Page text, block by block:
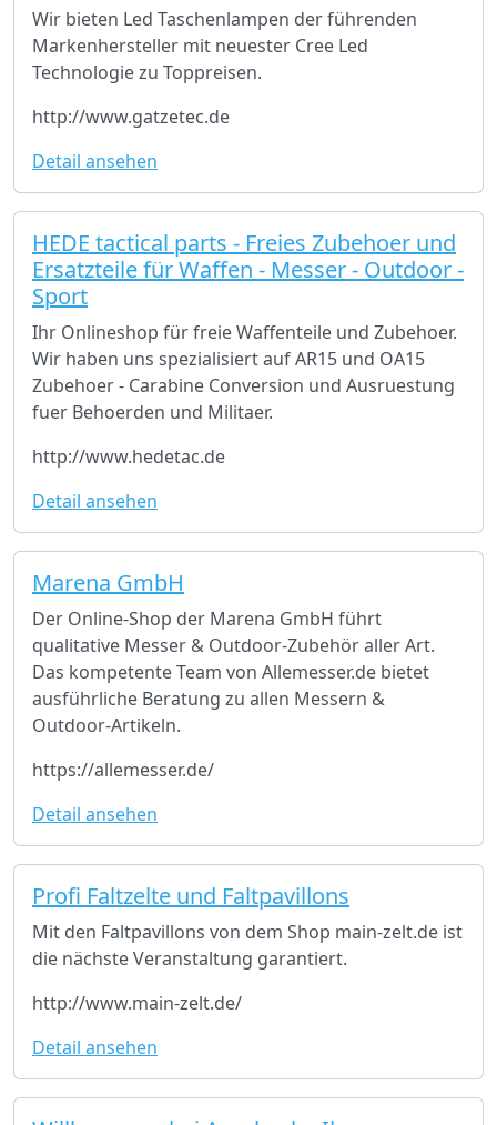
Wir bieten Led Taschenlampen der führenden
Markenhersteller mit neuester Cree Led
Technologie zu Toppreisen.
http://www.gatzetec.de
Detail ansehen
HEDE tactical parts - Freies Zubehoer und
Ersatzteile für Waffen - Messer - Outdoor -
Sport
Ihr Onlineshop für freie Waffenteile und Zubehoer.
Wir haben uns spezialisiert auf AR15 und OA15
Zubehoer - Carabine Conversion und Ausruestung
fuer Behoerden und Militaer.
http://www.hedetac.de
Detail ansehen
Marena GmbH
Der Online-Shop der Marena GmbH führt
qualitative Messer & Outdoor-Zubehör aller Art.
Das kompetente Team von Allemesser.de bietet
ausführliche Beratung zu allen Messern &
Outdoor-Artikeln.
https://allemesser.de/
Detail ansehen
Profi Faltzelte und Faltpavillons
Mit den Faltpavillons von dem Shop main-zelt.de ist
die nächste Veranstaltung garantiert.
http://www.main-zelt.de/
Detail ansehen